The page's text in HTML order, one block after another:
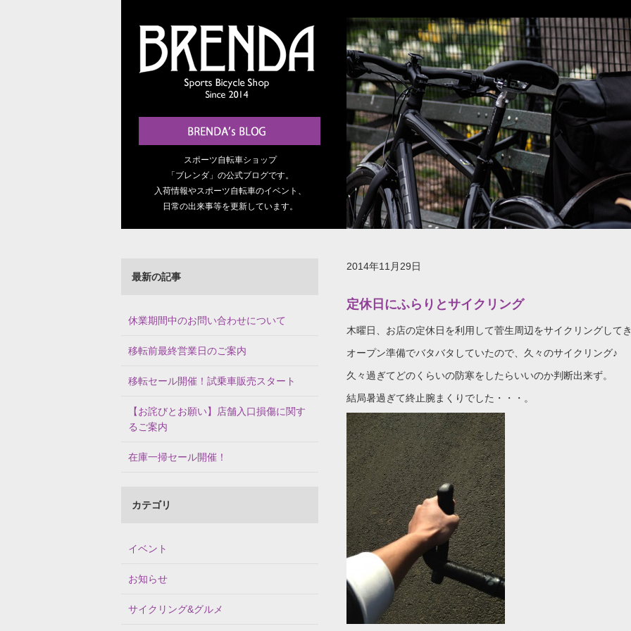
スポーツ自転車ショップ
「ブレンダ」の公式ブログです。
入荷情報やスポーツ自転車のイベント、
日常の出来事等を更新しています。
2014年11月29日
定休日にふらりとサイクリング
木曜日、お店の定休日を利用して菅生周辺をサイクリングして
オープン準備でバタバタしていたので、久々のサイクリング♪
久々過ぎてどのくらいの防寒をしたらいいのか判断出来ず。
結局暑過ぎて終止腕まくりでした・・・。
最新の記事
休業期間中のお問い合わせについて
移転前最終営業日のご案内
移転セール開催！試乗車販売スタート
【お詫びとお願い】店舗入口損傷に関す
るご案内
在庫一掃セール開催！
カテゴリ
イベント
お知らせ
サイクリング&グルメ